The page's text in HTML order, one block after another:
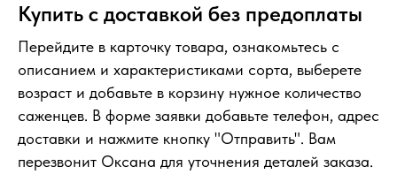
Купить с доставкой без предоплаты
Перейдите в карточку товара, ознакомьтесь с
описанием и характеристиками сорта, выберете
возраст и добавьте в корзину нужное количество
саженцев. В форме заявки добавьте телефон, адрес
доставки и нажмите кнопку "Отправить". Вам
перезвонит Оксана для уточнения деталей заказа.